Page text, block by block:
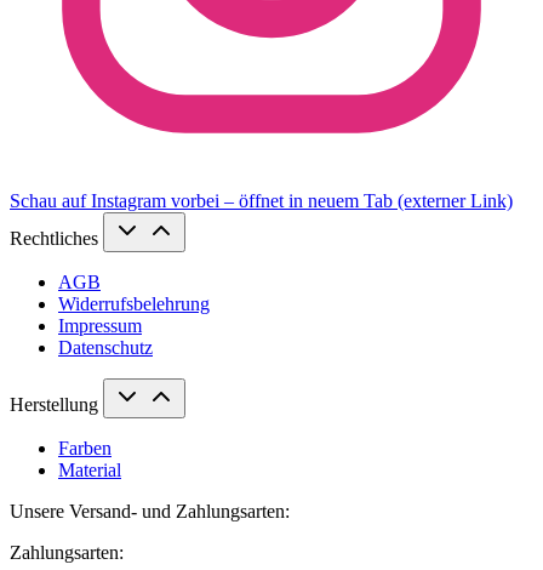
Schau auf Instagram vorbei – öffnet in neuem Tab (externer Link)
Rechtliches
AGB
Widerrufsbelehrung
Impressum
Datenschutz
Herstellung
Farben
Material
Unsere Versand- und Zahlungsarten:
Zahlungsarten: